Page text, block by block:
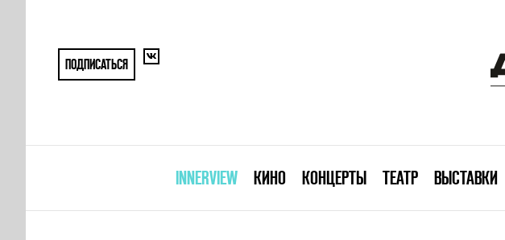
ПОДПИСАТЬСЯ
INNERVIEW КИНО КОНЦЕРТЫ ТЕАТР ВЫСТАВКИ